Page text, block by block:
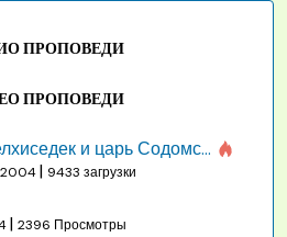
ПРОПОВЕДИ
ПРОПОВЕДИ
088 – Царь Мелхиседек и царь Содомский
2004| 9433 загрузки
| 2396 Просмотры